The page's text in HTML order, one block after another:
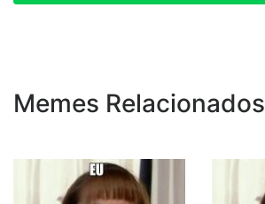
Memes Relacionados